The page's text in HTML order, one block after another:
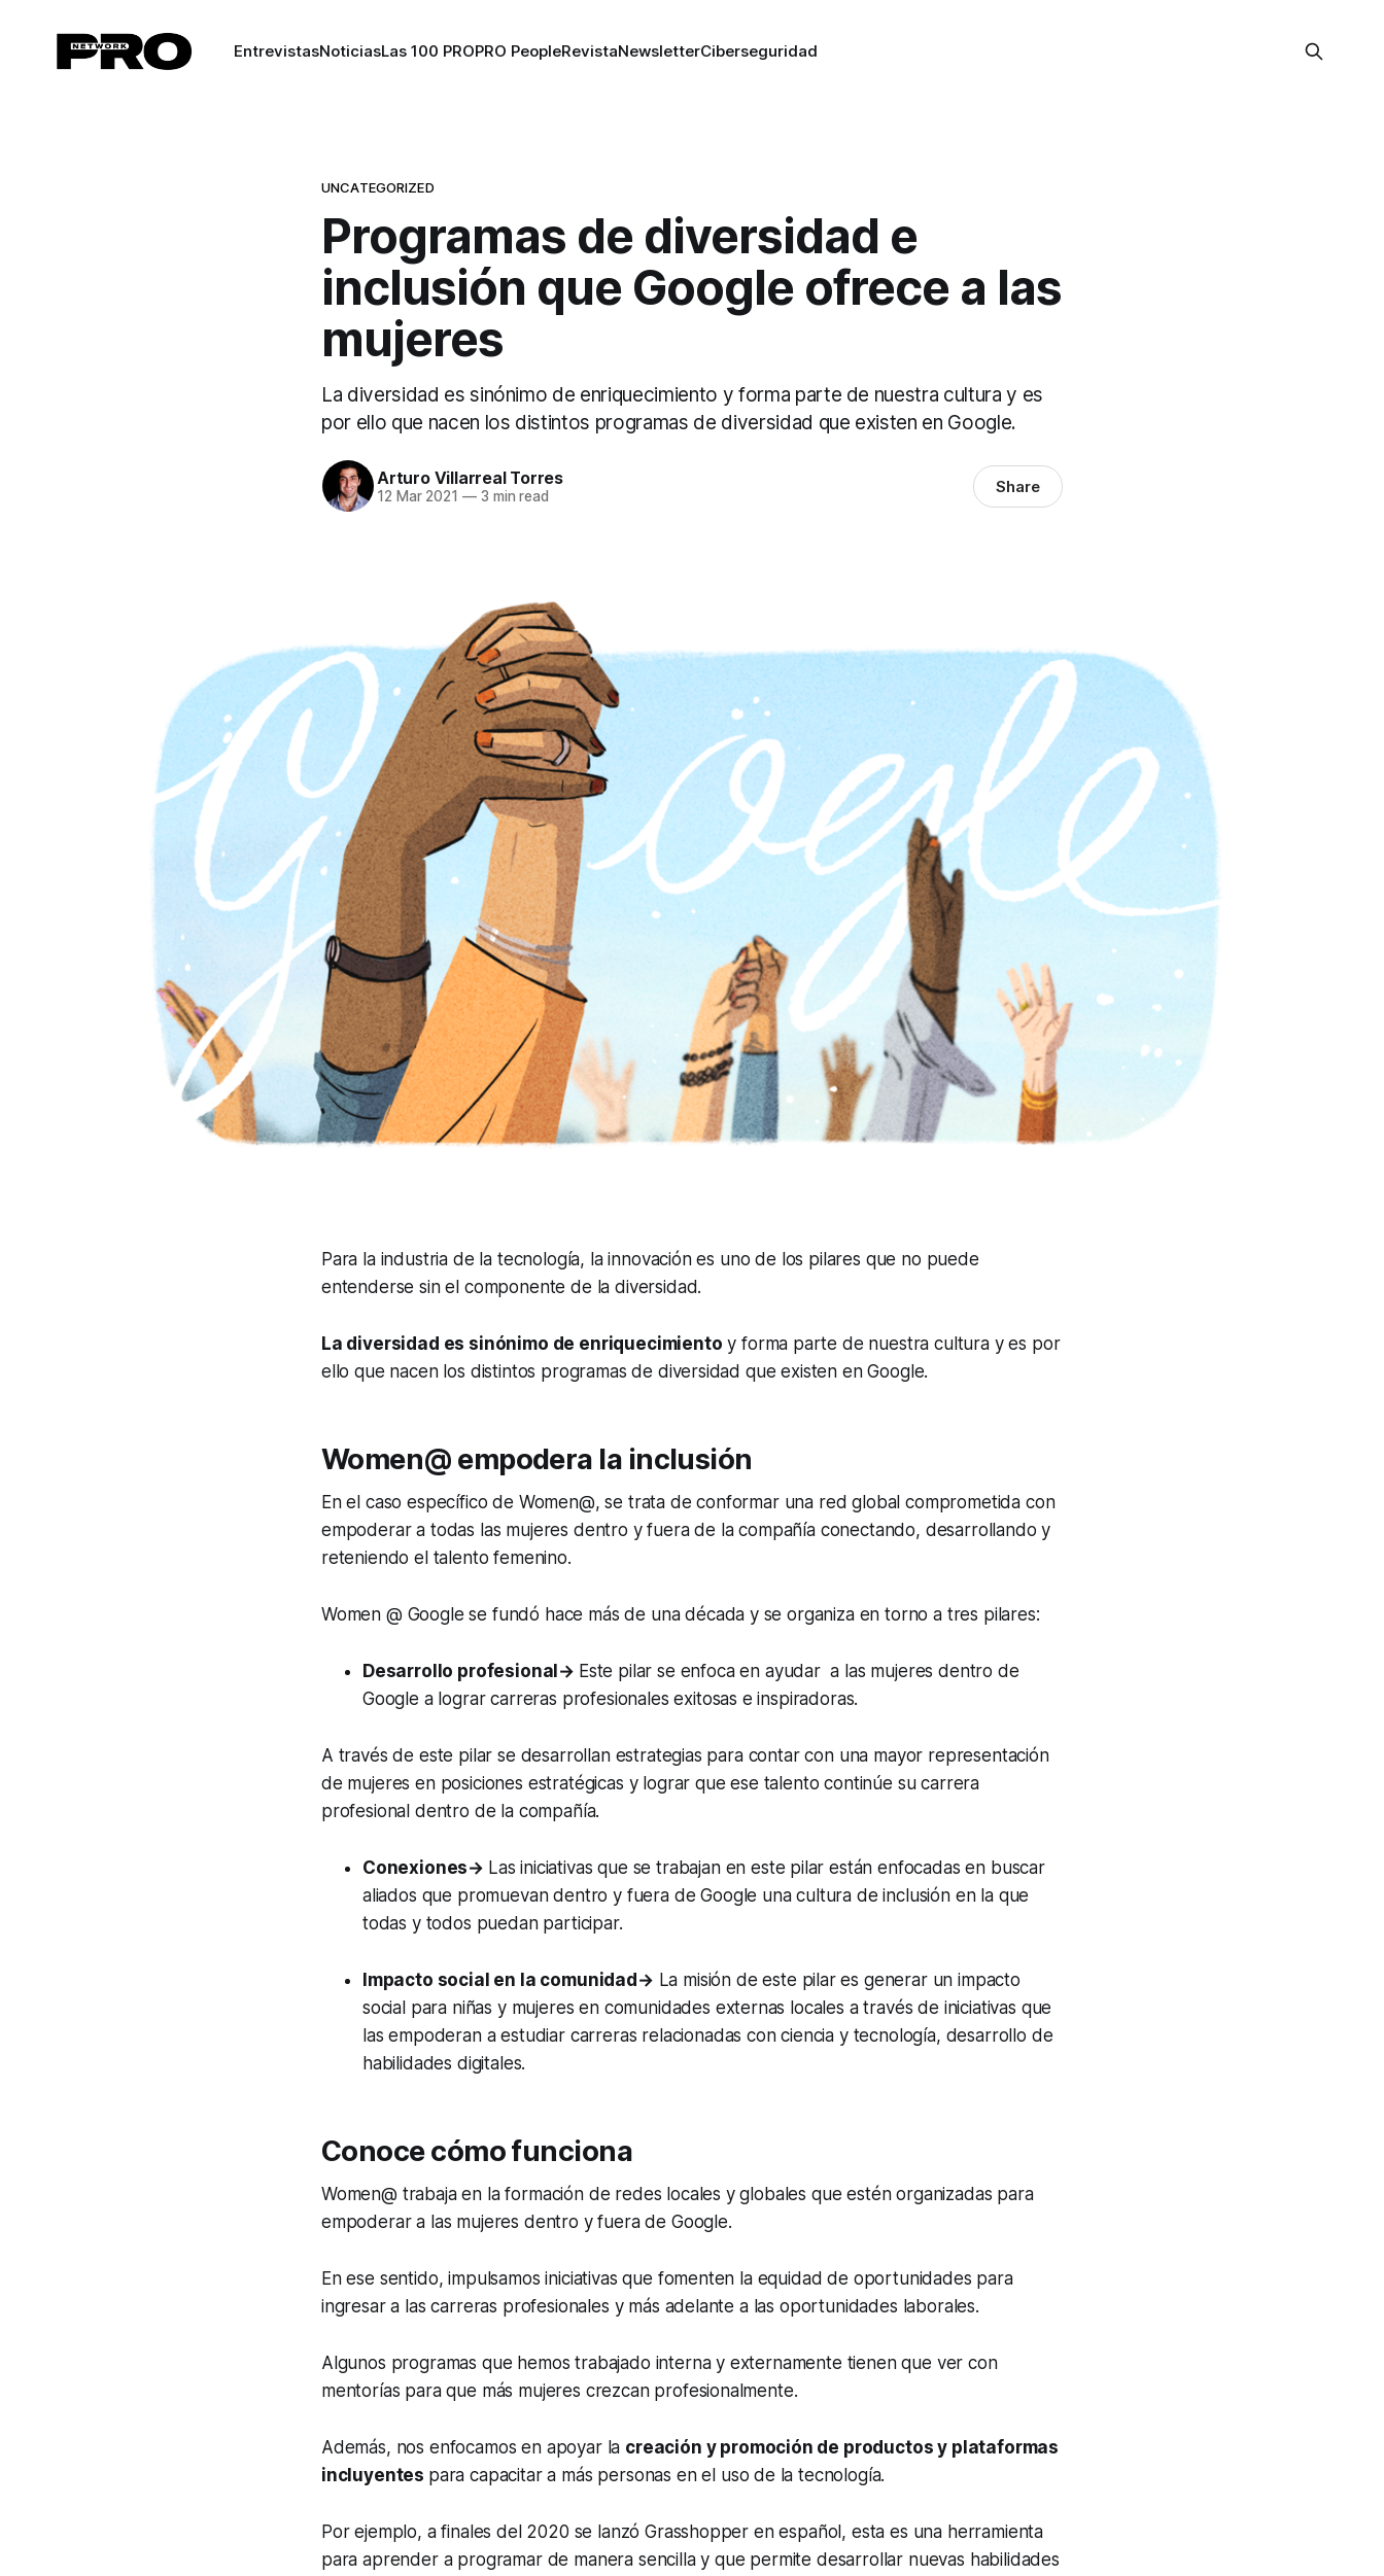
EntrevistasNoticiasLas 100 PROPRO PeopleRevistaNewsletterCiberseguridad
UNCATEGORIZED
Programas de diversidad e
inclusión que Google ofrece a las
mujeres
La diversidad es sinónimo de enriquecimiento y forma parte de nuestra cultura y es
por ello que nacen los distintos programas de diversidad que existen en Google.
Arturo Villarreal Torres
12 Mar 2021 —3 min read Share
Para la industria de la tecnología, la innovación es uno de los pilares que no puede
entenderse sin el componente de la diversidad.
La diversidad es sinónimo de enriquecimiento y forma parte de nuestra cultura y es por
ello que nacen los distintos programas de diversidad que existen en Google.
Women@ empodera la inclusión
En el caso específico de Women@, se trata de conformar una red global comprometida con
empoderar a todas las mujeres dentro y fuera de la compañía conectando, desarrollando y
reteniendo el talento femenino.
Women @ Google se fundó hace más de una década y se organiza en torno a tres pilares:
Desarrollo profesional→ Este pilar se enfoca en ayudar a las mujeres dentro de
Google a lograr carreras profesionales exitosas e inspiradoras.
A través de este pilar se desarrollan estrategias para contar con una mayor representación
de mujeres en posiciones estratégicas y lograr que ese talento continúe su carrera
profesional dentro de la compañía.
Conexiones→ Las iniciativas que se trabajan en este pilar están enfocadas en buscar
aliados que promuevan dentro y fuera de Google una cultura de inclusión en la que
todas y todos puedan participar.
Impacto social en la comunidad→ La misión de este pilar es generar un impacto
social para niñas y mujeres en comunidades externas locales a través de iniciativas que
las empoderan a estudiar carreras relacionadas con ciencia y tecnología, desarrollo de
habilidades digitales.
Conoce cómo funciona
Women@ trabaja en la formación de redes locales y globales que estén organizadas para
empoderar a las mujeres dentro y fuera de Google.
En ese sentido, impulsamos iniciativas que fomenten la equidad de oportunidades para
ingresar a las carreras profesionales y más adelante a las oportunidades laborales.
Algunos programas que hemos trabajado interna y externamente tienen que ver con
mentorías para que más mujeres crezcan profesionalmente.
Además, nos enfocamos en apoyar la creación y promoción de productos y plataformas
incluyentes para capacitar a más personas en el uso de la tecnología.
Por ejemplo, a finales del 2020 se lanzó Grasshopper en español, esta es una herramienta
para aprender a programar de manera sencilla y que permite desarrollar nuevas habilidades